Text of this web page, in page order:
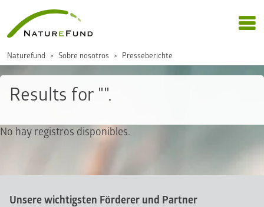
Naturefund Sobre nosotros Presseberichte
Results for "".
No hay registros disponibles.
Unsere wichtigsten Förderer und Partner